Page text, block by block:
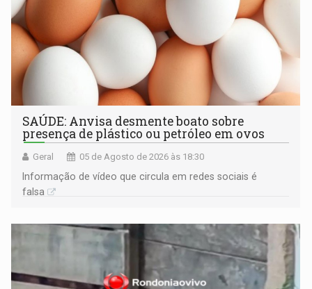
SAÚDE: Anvisa desmente boato sobre
presença de plástico ou petróleo em ovos
Geral 05 de Agosto de 2026 às 18:30
Informação de vídeo que circula em redes sociais é
falsa